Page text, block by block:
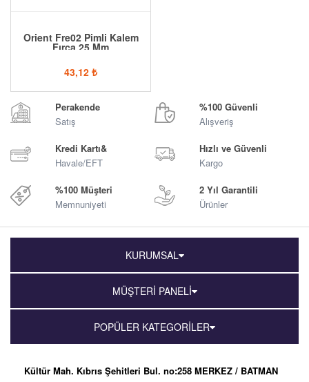
Orient Fre02 Pimli Kalem
Fırça 25 Mm
43,12 ₺
Perakende
Satış
%100 Güvenli
Alışveriş
Kredi Kartı&
Havale/EFT
Hızlı ve Güvenli
Kargo
%100 Müşteri
Memnuniyeti
2 Yıl Garantili
Ürünler
KURUMSAL
MÜŞTERİ PANELİ
POPÜLER KATEGORİLER
Kültür Mah. Kıbrıs Şehitleri Bul. no:258 MERKEZ / BATMAN